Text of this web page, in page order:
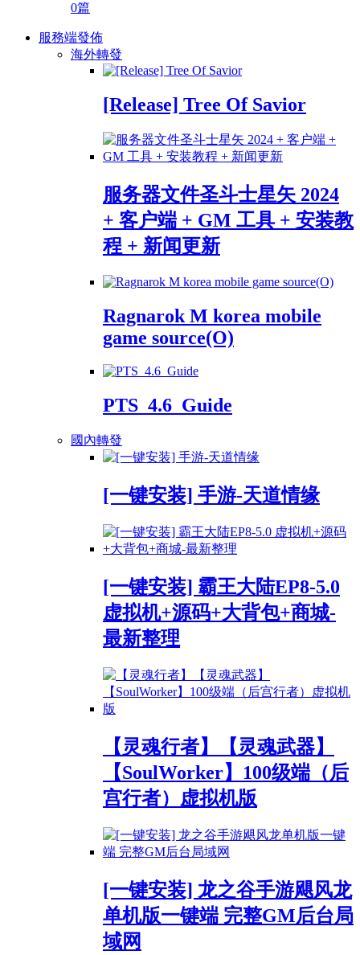
0篇
服務端發佈
海外轉發
[Release] Tree Of Savior
服务器文件圣斗士星矢 2024
+ 客户端 + GM 工具 + 安装教
程 + 新闻更新
Ragnarok M korea mobile
game source(O)
PTS_4.6_Guide
國內轉發
[一键安装] 手游-天道情缘
[一键安装] 霸王大陆EP8-5.0
虚拟机+源码+大背包+商城-
最新整理
【灵魂行者】【灵魂武器】
【SoulWorker】100级端（后
宫行者）虚拟机版
[一键安装] 龙之谷手游飓风龙
单机版一键端 完整GM后台局
域网